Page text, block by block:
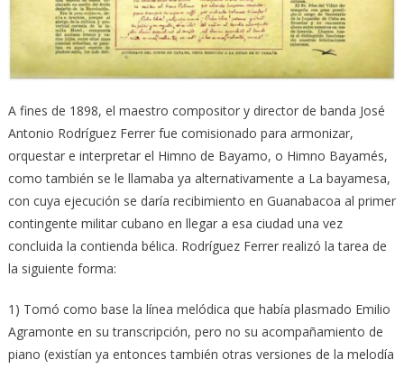
A fines de 1898, el maestro compositor y director de banda José
Antonio Rodríguez Ferrer fue comisionado para armonizar,
orquestar e interpretar el Himno de Bayamo, o Himno Bayamés,
como también se le llamaba ya alternativamente a La bayamesa,
con cuya ejecución se daría recibimiento en Guanabacoa al primer
contingente militar cubano en llegar a esa ciudad una vez
concluida la contienda bélica. Rodríguez Ferrer realizó la tarea de
la siguiente forma:
1) Tomó como base la línea melódica que había plasmado Emilio
Agramonte en su transcripción, pero no su acompañamiento de
piano (existían ya entonces también otras versiones de la melodía